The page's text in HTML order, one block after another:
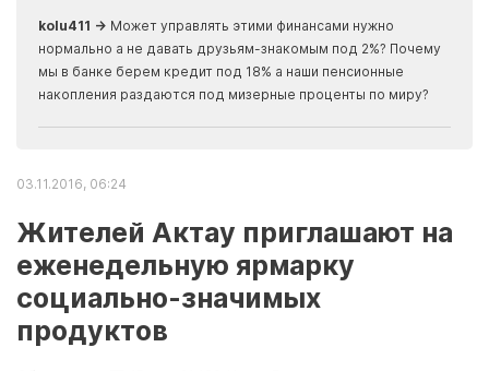
kolu411 → Может управлять этими финансами нужно
нормально а не давать друзьям-знакомым под 2%? Почему
мы в банке берем кредит под 18% а наши пенсионные
накопления раздаются под мизерные проценты по миру?
03.11.2016, 06:24
Жителей Актау приглашают на
еженедельную ярмарку
социально-значимых
продуктов